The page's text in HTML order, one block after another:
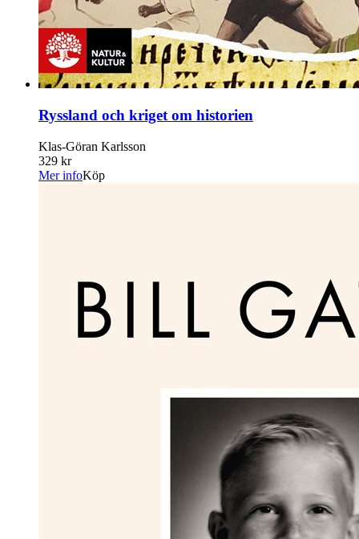
Ryssland och kriget om historien
Klas-Göran Karlsson
329 kr
Mer infoKöp